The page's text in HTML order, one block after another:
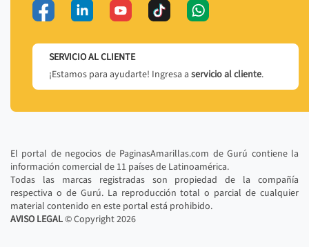
SERVICIO AL CLIENTE
¡Estamos para ayudarte! Ingresa a servicio al cliente.
El portal de negocios de PaginasAmarillas.com de Gurú contiene la
información comercial de 11 países de Latinoamérica.
Todas las marcas registradas son propiedad de la compañía
respectiva o de Gurú. La reproducción total o parcial de cualquier
material contenido en este portal está prohibido.
AVISO LEGAL© Copyright2026